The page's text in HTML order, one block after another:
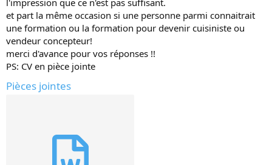
et part la même occasion si une personne parmi connaitrait
une formation ou la formation pour devenir cuisiniste ou
vendeur concepteur!
merci d'avance pour vos réponses !!
PS: CV en pièce jointe
Pièces jointes